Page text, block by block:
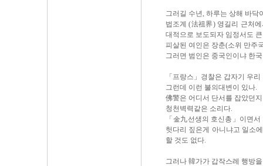
그러길 수년, 하루는 상해 바닥
법조계 (法祖界) 영길리 근처
대적으로 보도되자 임정서도
피살된 여인은 장춘(소위 만주
그러면 범인은 중국인이냐 한
「프랑스」경찰은 갑자기 우
그런데 이런 불의대변이 있나.
佛警은 어디서 단서를 잡았던
청천벽력같은 소리다.
「金九선생의 호신총」이면
헛다리 짚은게 아니냐고 일소
할 것도 없다.
그러나 韓가가 갑작스레 행방